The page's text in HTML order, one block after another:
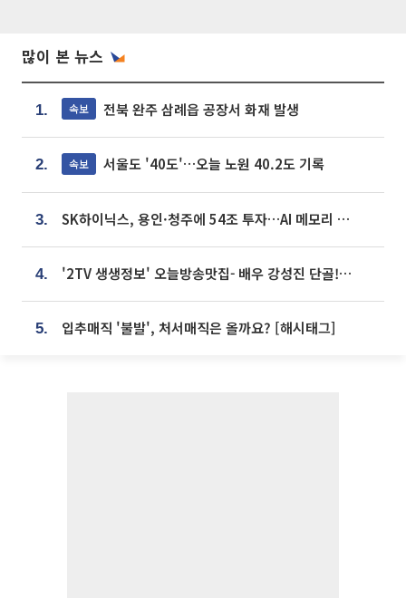
많이 본 뉴스
1. 속보 전북 완주 삼례읍 공장서 화재 발생
2. 속보 서울도 '40도'…오늘 노원 40.2도 기록
3. SK하이닉스, 용인·청주에 54조 투자…AI 메모리 생산기지 키운다
4. '2TV 생생정보' 오늘방송맛집- 배우 강성진 단골! 쌀국수ㆍ푸팟퐁 커리 맛집 '블○○○'
5. 입추매직 '불발', 처서매직은 올까요? [해시태그]